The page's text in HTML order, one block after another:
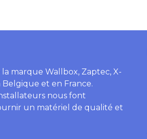
marque Wallbox, Zaptec, X-
et en France.
nous font
un matériel de qualité et